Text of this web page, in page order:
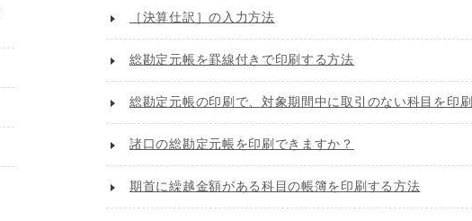
［決算仕訳］の入力方法
総勘定元帳を罫線付きで印刷する方法
総勘定元帳の印刷で、対象期間中に取引のない科目を印
諸口の総勘定元帳を印刷できますか？
期首に繰越金額がある科目の帳簿を印刷する方法